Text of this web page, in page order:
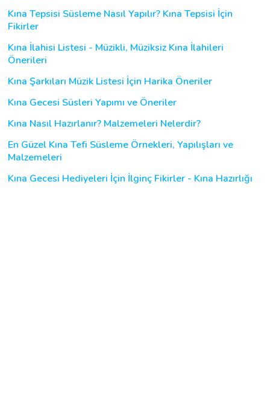
Kına Tepsisi Süsleme Nasıl Yapılır? Kına Tepsisi İçin
Fikirler
Kına İlahisi Listesi - Müzikli, Müziksiz Kına İlahileri
Önerileri
Kına Şarkıları Müzik Listesi İçin Harika Öneriler
Kına Gecesi Süsleri Yapımı ve Öneriler
Kına Nasıl Hazırlanır? Malzemeleri Nelerdir?
En Güzel Kına Tefi Süsleme Örnekleri, Yapılışları ve
Malzemeleri
Kına Gecesi Hediyeleri İçin İlginç Fikirler - Kına Hazırlığı